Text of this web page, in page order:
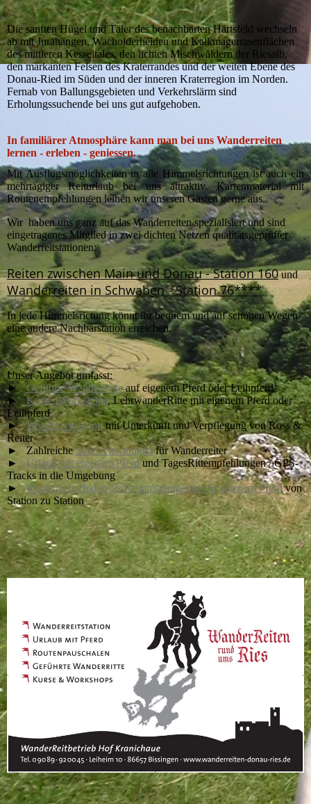
Die sanften Hügel und Täler des benachbarten Härtsfeld wechseln
ab mit Jurahängen, Wacholderheiden und Kalkmagerrasenflächen
des mittleren Kesseltales, den lichten Mischwäldern der Riesalb,
den markanten Felsen des Kraterrandes und der weiten Ebene des
Donau-Ried im Süden und der inneren Kraterregion im Norden.
Fernab von Ballungsgebieten und Verkehrslärm sind
Erholungssuchende bei uns gut aufgehoben.
In familiärer Atmosphäre kann man bei uns Wanderreiten
lernen - erleben - geniessen.
Mit Ausflugsmöglichkeiten in alle Himmelsrichtungen ist auch ein
mehrtägiger Reiturlaub bei uns attraktiv. Kartenmaterial mit
Routenempfehlungen leihen wir unseren Gästen gerne aus.
Wir haben uns ganz auf das Wanderreiten spezialisiert und sind
eingetragenes Mitglied in zwei dichten Netzen qualitätsgeprüfter
Wanderreitstationen:
Reiten zwischen Main und Donau - Station 160und
Wanderreiten in Schwaben - Station 76****
In jede Himmelsrictung könnt ihr bequem und auf schönen Wegen
eine andere Nachbarstation erreichen.
Unser Angebot umfasst:
►Geführte WanderRitteauf eigenem Pferd oder Leihpferd
►Kurse, Workshops, LehrwanderRitte mit eigenem Pferd oder
Leihpferd
►Wanderreitstationmit Unterkunft und Verpflegung von Ross &
Reiter
► ZahlreicheServiceleistungenfür Wanderreiter
►Urlaub mit eigenem Pferdund TagesRittempfehlungen / GPS-
Tracks in die Umgebung
►Routenpauschalen als Komplettangebot mit eigenem Pferdvon
Station zu Station